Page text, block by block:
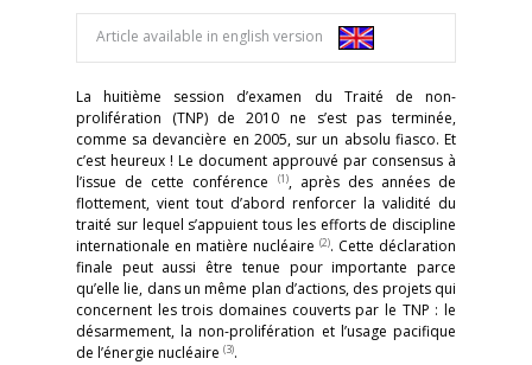
Article available in english version
La huitième session d’examen du Traité de non-
prolifération (TNP) de 2010 ne s’est pas terminée,
comme sa devancière en 2005, sur un absolu fiasco. Et
c’est heureux ! Le document approuvé par consensus à
l’issue de cette conférence
(1), après des années de
flottement, vient tout d’abord renforcer la validité du
traité sur lequel s’appuient tous les efforts de discipline
internationale en matière nucléaire (2). Cette déclaration
finale peut aussi être tenue pour importante parce
qu’elle lie, dans un même plan d’actions, des projets qui
concernent les trois domaines couverts par le TNP : le
désarmement, la non-prolifération et l’usage pacifique
de l’énergie nucléaire (3).